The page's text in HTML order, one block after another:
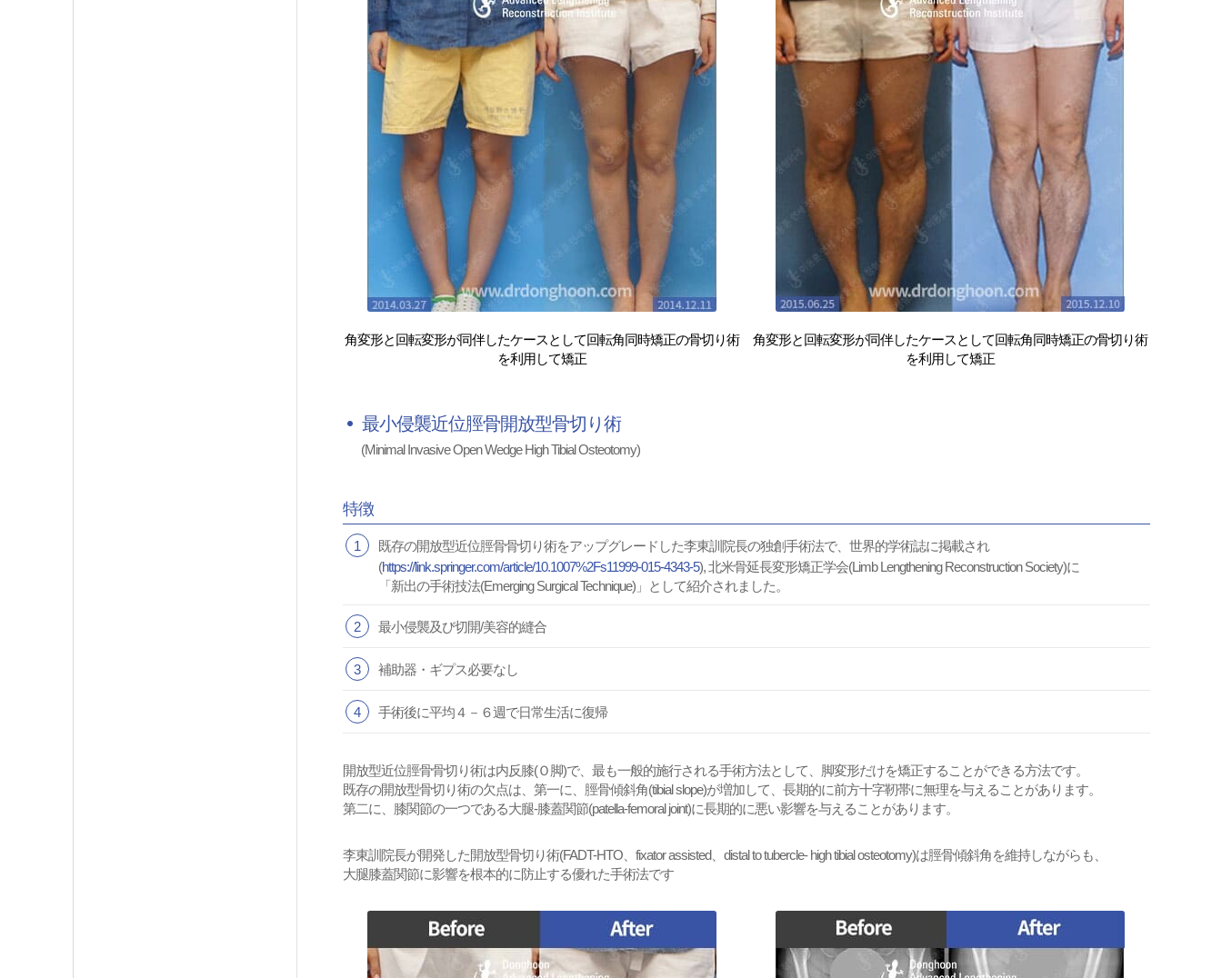
角変形と回転変形が同伴したケースとして回転角同時矯正の骨切り術
を利用して矯正
角変形と回転変形が同伴したケースとして回転角同時矯正の骨切り術
を利用して矯正
最小侵襲近位脛骨開放型骨切り術
(Minimal Invasive Open Wedge High Tibial Osteotomy)
特徴
1
既存の開放型近位脛骨骨切り術をアップグレードした李東訓院長の独創手術法で、世界的学術誌に掲載され
(https://link.springer.com/article/10.1007%2Fs11999-015-4343-5), 北米骨延長変形矯正学会(Limb Lengthening Reconstruction Society)に
「新出の手術技法(Emerging Surgical Technique)」として紹介されました。
2 最小侵襲及び切開/美容的縫合
3 補助器・ギプス必要なし
4 手術後に平均４－６週で日常生活に復帰
開放型近位脛骨骨切り術は内反膝(Ｏ脚)で、最も一般的施行される手術方法として、脚変形だけを矯正することができる方法です。
既存の開放型骨切り術の欠点は、第一に、脛骨傾斜角(tibial slope)が増加して、長期的に前方十字靭帯に無理を与えることがあります。
第二に、膝関節の一つである大腿-膝蓋関節(patella-femoral joint)に長期的に悪い影響を与えることがあります。
李東訓院長が開発した開放型骨切り術(FADT-HTO、fixator assisted、distal to tubercle- high tibial osteotomy)は脛骨傾斜角を維持しながらも、
大腿膝蓋関節に影響を根本的に防止する優れた手術法です